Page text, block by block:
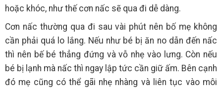
hoặc khóc, như thế cơn nấc sẽ qua đi dễ dàng.
Cơn nấc thường qua đi sau vài phút nên bố mẹ không
cần phải quá lo lắng. Nếu như bé bị ăn no dẫn đến nấc
thì nên bế bé thẳng đứng và vỗ nhẹ vào lưng. Còn nếu
bé bị lạnh mà nấc thì ngay lập tức cần giữ ấm. Bên cạnh
đó mẹ cũng có thể gãi nhẹ nhàng và liên tục vào môi